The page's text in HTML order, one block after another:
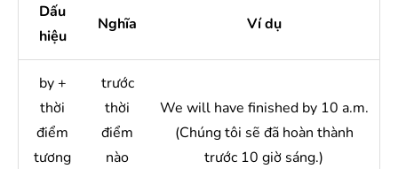
Dấu
hiệu
Nghĩa Ví dụ
by +
thời
điểm
tương
trước
thời
điểm
nào
We will have finished by 10 a.m.
(Chúng tôi sẽ đã hoàn thành
trước 10 giờ sáng.)